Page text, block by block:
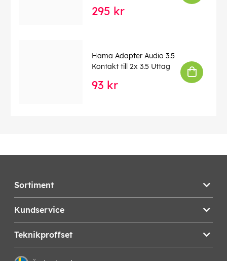
295 kr
Hama Adapter Audio 3.5
Kontakt till 2x 3.5 Uttag
93 kr
Sortiment
Kundservice
Teknikproffset